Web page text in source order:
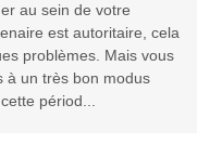
au sein de votre
est autoritaire, cela
problèmes. Mais vous
à un très bon modus
périod...